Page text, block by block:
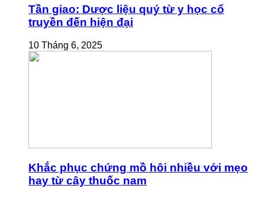
Tần giao: Dược liệu quý từ y học cổ
truyền đến hiện đại
10 Tháng 6, 2025
Khắc phục chứng mồ hôi nhiều với mẹo
hay từ cây thuốc nam